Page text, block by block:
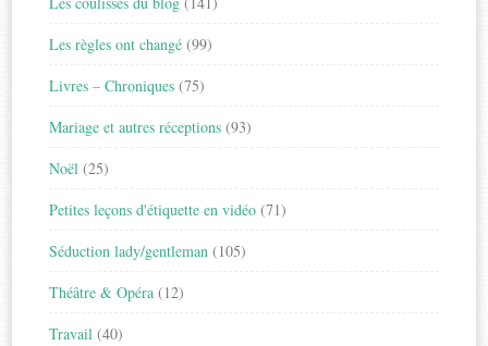
Les règles ont changé (99)
Livres – Chroniques (75)
Mariage et autres réceptions (93)
Noël (25)
Petites leçons d'étiquette en vidéo (71)
Séduction lady/gentleman (105)
Théâtre & Opéra (12)
Travail (40)